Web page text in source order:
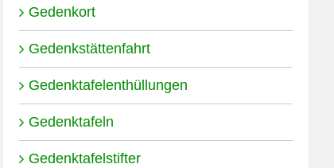
Gedenkort
Gedenkstättenfahrt
Gedenktafelenthüllungen
Gedenktafeln
Gedenktafelstifter